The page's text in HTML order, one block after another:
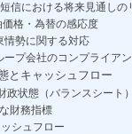
信における将来見通しの
格・為替の感応度
情勢に関する対応
プ会社のコンプライア
とキャッシュフロー
政状態（バランスシート）
財務指標
シュフロー